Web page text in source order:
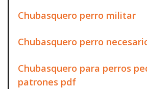
Chubasquero perro militar
Chubasquero perro
Chubasquero para perros
patrones pdf